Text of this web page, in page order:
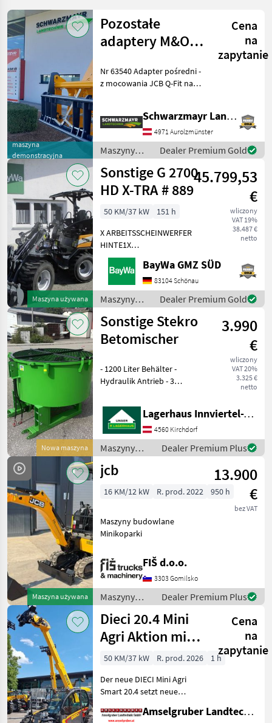
maszyna
demonstracyjna
Pozostałe
adaptery M&O
do EURO
Cena
na
zapytanie
Nr 63540 Adapter pośredni -
z mocowania JCB Q-Fit na
nośności 3, 0 tony Używany
(VFG) Zespół sprzedaży
firmy Schwarzma
Schwarzmayr Landtechnik GmbH - Aurolzmünster
4971 Aurolzmünster
Maszyny
budowlane /
Sonstige
Dealer Premium Gold
Maszyna używana
Sonstige G 2700
HD X-TRA # 889
45.799,53
€
wliczony
VAT 19%
38.487 €
netto
50 KM/37 kW
151 h
X ARBEITSSCHEINWERFER
HINTE1X
ARBEITSSCHEINWERFER
VORNE1X
HECKGEWICHTSPLATTE 62
KG1X
HYDRAULIKKREISLAUF
DPPPEL31X15.50-15
SKIDDATENBESCHEINIGUNG
BRD 20 KMDRUCKFREIER
BayWa GMZ SÜD
83104 Schönau
Maszyny
budowlane /
Sonstige
Dealer Premium Gold
Nowa maszyna
Sonstige Stekro
Betomischer
3.990
€
wliczony
VAT 20%
3.325 €
netto
- 1200 Liter Behälter -
Hydraulik Antrieb - 3
Stapleraufnahme -
Auslaufschieber hinten und
rechts - Auslaufrutsche -
Sackaufreißer
Lagerhaus Innviertel-Traunviertel-Urfahr eGen, Kirchdorf
4560 Kirchdorf
Maszyny
budowlane /
Sonstige
Dealer Premium Plus
Maszyna używana
jcb
13.900
€
bez VAT
16 KM/12 kW R. prod. 2022 950 h
Maszyny budowlane
Minikoparki
FIŠ d.o.o.
3303 Gomilsko
Maszyny
budowlane /
JCB
Dealer Premium Plus
Dieci 20.4 Mini
Agri Aktion mit
Österreichpaket
Cena
na
zapytanie
50 KM/37 kW R. prod. 2026
1 h
Der neue DIECI Mini Agri
Smart 20.4 setzt neue
Teleskopladermarkt. Stufe
Amselgruber Landtechnik GmbH